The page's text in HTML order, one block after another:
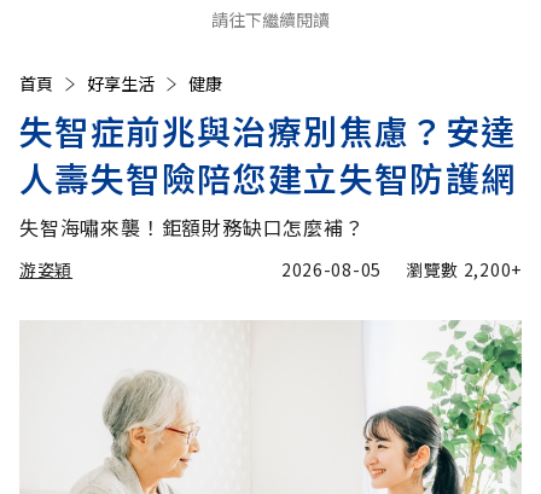
請往下繼續閱讀
首頁 好享生活 健康
失智症前兆與治療別焦慮？安達
人壽失智險陪您建立失智防護網
失智海嘯來襲！鉅額財務缺口怎麼補？
游姿穎 2026-08-05 瀏覽數 2,200+